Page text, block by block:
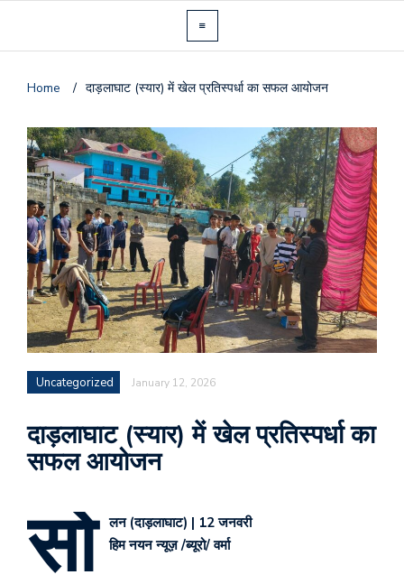
Home / दाड़लाघाट (स्यार) में खेल प्रतिस्पर्धा का सफल आयोजन
Uncategorized January 12, 2026
दाड़लाघाट (स्यार) में खेल प्रतिस्पर्धा का
सफल आयोजन
सो
लन (दाड़लाघाट) | 12 जनवरी
हिम नयन न्यूज़ /ब्यूरो/ वर्मा